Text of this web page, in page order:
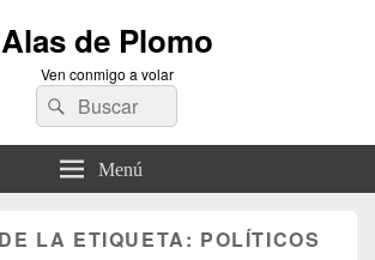
Alas de Plomo
Ven conmigo a volar
Buscar
por:
Buscar
Menú
LA ETIQUETA: POLÍTICOS